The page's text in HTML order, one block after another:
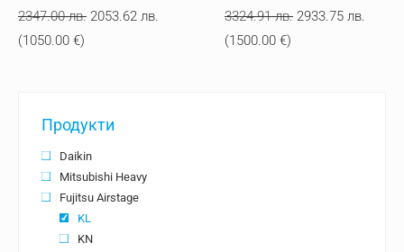
2347.00лв. Original
2053.62 лв.
(1050.00 €)
3324.91лв. Original
2933.75 лв.
(1500.00 €)
Продукти
Daikin
Mitsubishi Heavy
Fujitsu Airstage
KL
KN